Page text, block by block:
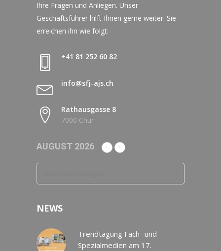
Ihre Fragen und Anliegen. Unser
Geschäftsführer hilft Ihnen gerne weiter. Sie
erreichen ihn wie folgt:
+41 81 252 60 82
info@sfj-ajs.ch
Rathausgasse 8
7000 Chur
AUGUST 2026
NEWS
Trendtagung Fach- und
Spezialmedien am 17.